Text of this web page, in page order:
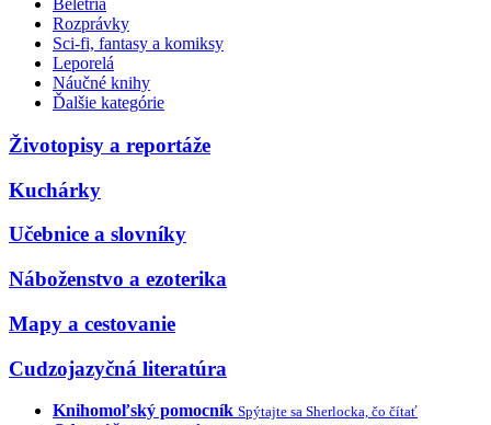
Beletria
Rozprávky
Sci-fi, fantasy a komiksy
Leporelá
Náučné knihy
Ďalšie kategórie
Životopisy a reportáže
Kuchárky
Učebnice a slovníky
Náboženstvo a ezoterika
Mapy a cestovanie
Cudzojazyčná literatúra
Knihomoľský pomocník Spýtajte sa Sherlocka, čo čítať